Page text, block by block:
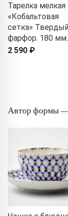
Тарелка мелкая
«Кобальтовая
сетка»
фарфор. 180 мм.
2 590 ₽
Автор формы —